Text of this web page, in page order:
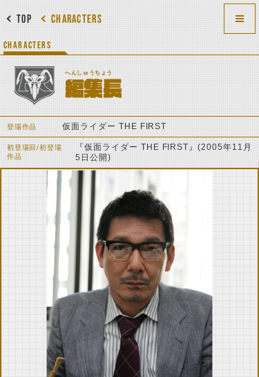
CHARACTERS
TOP
CHARACTERS
へんしゅうちょう
編集長
登場作品 仮面ライダー THE FIRST
初登場回/初登場
作品
『仮面ライダー THE FIRST』(2005年11月
5日公開)